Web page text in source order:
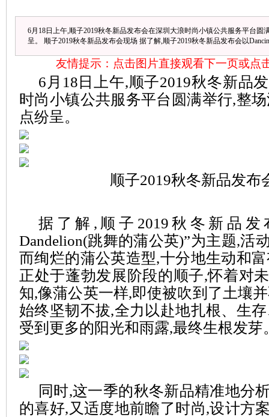
6月18日上午,顺子2019秋冬新品发布会在深圳大浪时尚小镇公共服务平台圆
呈。 顺子2019秋冬新品发布会现场 据了解,顺子2019秋冬新品发布会以
友情提示：点击图片直接观看下一页或点
6月18日上午,顺子2019秋冬新品
时尚小镇公共服务平台圆满举行,整
点纷呈。
顺子2019秋冬新品发布
据了解,顺子2019秋冬新品发
Dandelion(跳舞的蒲公英)”为主题,活
而绚烂的蒲公英造型,十分地生动和
正处于蓬勃发展阶段的顺子,怀着对
知,像蒲公英一样,即使被吹到了土壤
始终坚韧不拔,全力以赴地扎根、生
受到更多的阳光和雨露,最终生根发芽
同时,这一季的秋冬新品精准地分
的喜好,又适度地前瞻了时尚,设计方